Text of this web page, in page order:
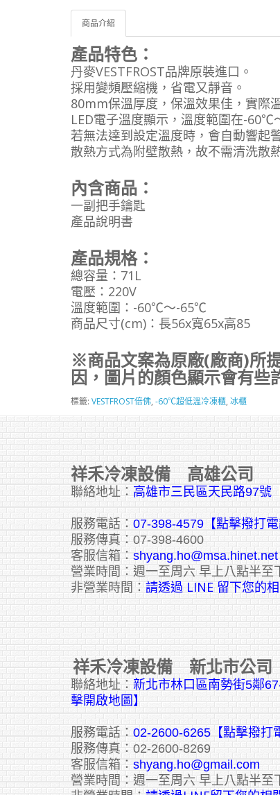
商品介紹
產品特色：
丹麥VESTFROST品牌原裝進口。
採用變頻壓縮機，省電又靜音。
80mm保溫厚度，保溫效果佳，實際
LED電子溫度顯示，溫度範圍在-
若無法達到設定溫度時，會自動響起
散熱方式為附壁散熱，故不需清洗散
內含商品：
一副把手鑰匙
產品說明書
產品規格：
總容量：71L
電壓：220V
溫度範圍：-60℃～-65℃
商品尺寸(cm)：長56x寬65x高85
※商品文案為原廠(廠商)所
因，圖片的顏色顯示會有些
標籤: VESTFROST倍佛, -60℃超低溫冷凍櫃, 冰櫃
祥禾冷凍設備 高雄公司
聯絡地址： 高雄市三民區天民路97號
服務電話： 07-398-4579【點擊撥打電
服務傳真：07-398-4600
客服信箱： shyang.ho@msa.hinet.net
營業時間：週一至周六 早上八點半至
非營業時間： 請透過 LINE 留下您的
祥禾冷凍設備 新北市公司
聯絡地址： 新北市林口區南勢街5鄰
擊開啟地圖】
服務電話： 02-2600-6265 【點擊撥打
服務傳真：02-2600-8269
客服信箱： shyang.ho@gmail.com
營業時間：週一至周六 早上八點半至